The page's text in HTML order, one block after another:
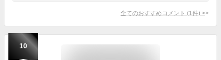
全てのおすすめコメント (1 件) >
10